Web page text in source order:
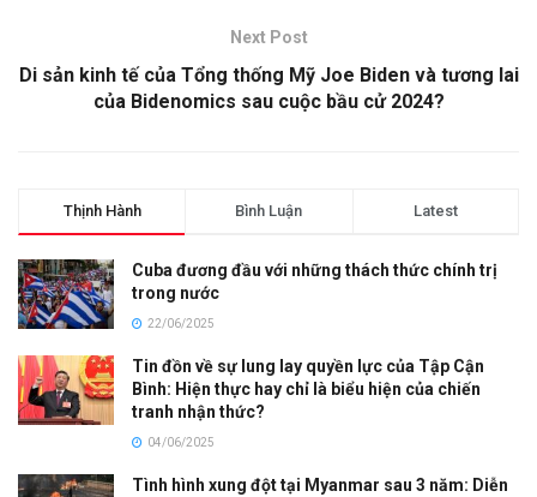
Next Post
Di sản kinh tế của Tổng thống Mỹ Joe Biden và tương lai
của Bidenomics sau cuộc bầu cử 2024?
Thịnh Hành Bình Luận Latest
Cuba đương đầu với những thách thức chính trị
trong nước
22/06/2025
Tin đồn về sự lung lay quyền lực của Tập Cận
Bình: Hiện thực hay chỉ là biểu hiện của chiến
tranh nhận thức?
04/06/2025
Tình hình xung đột tại Myanmar sau 3 năm: Diễn